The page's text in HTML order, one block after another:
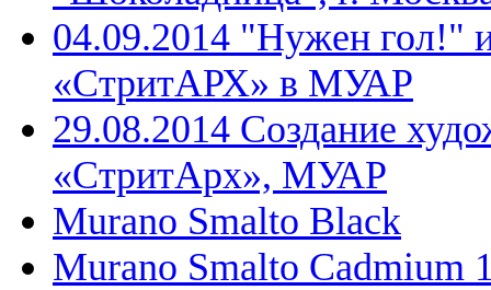
04.09.2014 "Нужен гол!"
«СтритАРХ» в МУАР
29.08.2014 Создание
«СтритАрх», МУАР
Murano Smalto Black
Murano Smalto Cadmium